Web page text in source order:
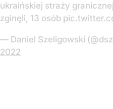
ukraińskiej straży
zginęli, 13 osób
— Daniel Szeligowski
2022